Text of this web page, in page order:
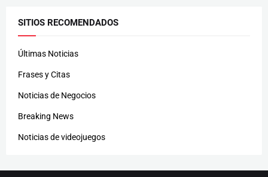
SITIOS RECOMENDADOS
Últimas Noticias
Frases y Citas
Noticias de Negocios
Breaking News
Noticias de videojuegos